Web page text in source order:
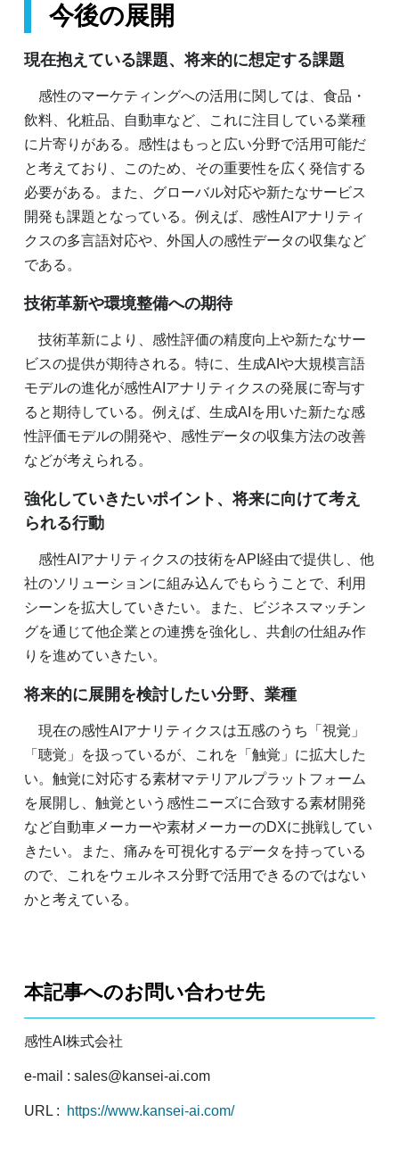
今後の展開
現在抱えている課題、将来的に想定する課題
感性のマーケティングへの活用に関しては、食品・
飲料、化粧品、自動車など、これに注目している業種
に片寄りがある。感性はもっと広い分野で活用可能だ
と考えており、このため、その重要性を広く発信する
必要がある。また、グローバル対応や新たなサービス
開発も課題となっている。例えば、感性AIアナリティ
クスの多言語対応や、外国人の感性データの収集など
である。
技術革新や環境整備への期待
技術革新により、感性評価の精度向上や新たなサー
ビスの提供が期待される。特に、生成AIや大規模言語
モデルの進化が感性AIアナリティクスの発展に寄与す
ると期待している。例えば、生成AIを用いた新たな感
性評価モデルの開発や、感性データの収集方法の改善
などが考えられる。
強化していきたいポイント、将来に向けて考え
られる行動
感性AIアナリティクスの技術をAPI経由で提供し、他
社のソリューションに組み込んでもらうことで、利用
シーンを拡大していきたい。また、ビジネスマッチン
グを通じて他企業との連携を強化し、共創の仕組み作
りを進めていきたい。
将来的に展開を検討したい分野、業種
現在の感性AIアナリティクスは五感のうち「視覚」
「聴覚」を扱っているが、これを「触覚」に拡大した
い。触覚に対応する素材マテリアルプラットフォーム
を展開し、触覚という感性ニーズに合致する素材開発
など自動車メーカーや素材メーカーのDXに挑戦してい
きたい。また、痛みを可視化するデータを持っている
ので、これをウェルネス分野で活用できるのではない
かと考えている。
本記事へのお問い合わせ先
感性AI株式会社
e-mail : sales@kansei-ai.com
URL : https://www.kansei-ai.com/